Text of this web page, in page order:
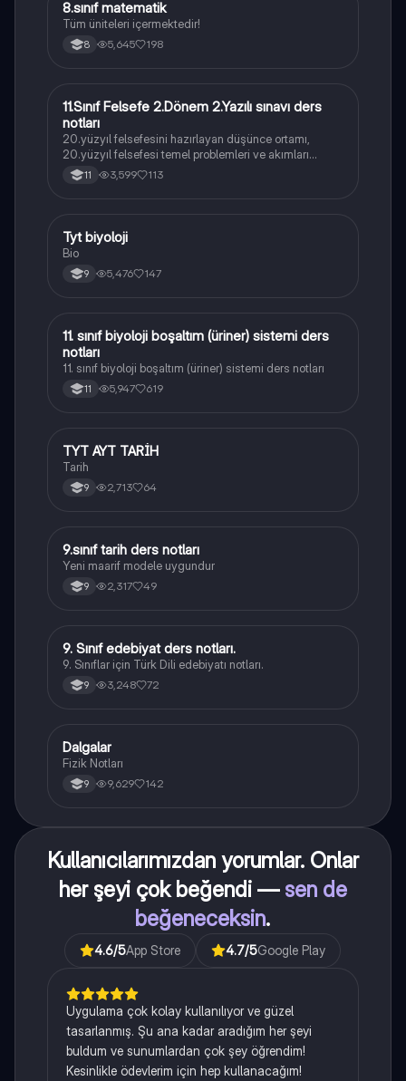
Matematik
8.sınıf matematik
Tüm üniteleri içermektedir!
8 5,645 198
Felsefe
11.Sınıf Felsefe 2.Dönem 2.Yazılı sınavı ders
notları
20.yüzyıl felsefesini hazırlayan düşünce ortamı,
20.yüzyıl felsefesi temel problemleri ve akımları
konularını içermektedir
11 3,599 113
Biyoloji
Tyt biyoloji
Bio
9 5,476 147
Biyoloji
11. sınıf biyoloji boşaltım (üriner) sistemi ders
notları
11. sınıf biyoloji boşaltım (üriner) sistemi ders notları
11 5,947 619
Tarih
TYT AYT TARİH
Tarih
9 2,713 64
Tarih
9.sınıf tarih ders notları
Yeni maarif modele uygundur
9 2,317 49
Türk Dili ve Edebiyatı
9. Sınıf edebiyat ders notları.
9. Sınıflar için Türk Dili edebiyatı notları.
9 3,248 72
Fizik
Dalgalar
Fizik Notları
9 9,629 142
Kullanıcılarımızdan yorumlar. Onlar
her şeyi çok beğendi — sen de
beğeneceksin.
4.6/5App Store 4.7/5Google Play
Uygulama çok kolay kullanılıyor ve güzel
tasarlanmış. Şu ana kadar aradığım her şeyi
buldum ve sunumlardan çok şey öğrendim!
Kesinlikle ödevlerim için hep kullanacağım!